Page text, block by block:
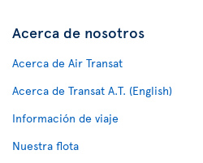
Acerca de nosotros
Acerca de Air Transat
Acerca de Transat A.T. (English)
Información de viaje
Nuestra flota